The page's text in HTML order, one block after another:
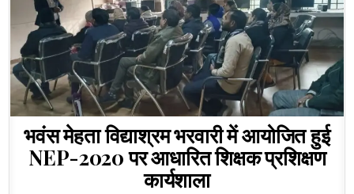
भवंस मेहता विद्याश्रम भरवारी में आयोजित हुई
NEP-2020 पर आधारित शिक्षक प्रशिक्षण
कार्यशाला